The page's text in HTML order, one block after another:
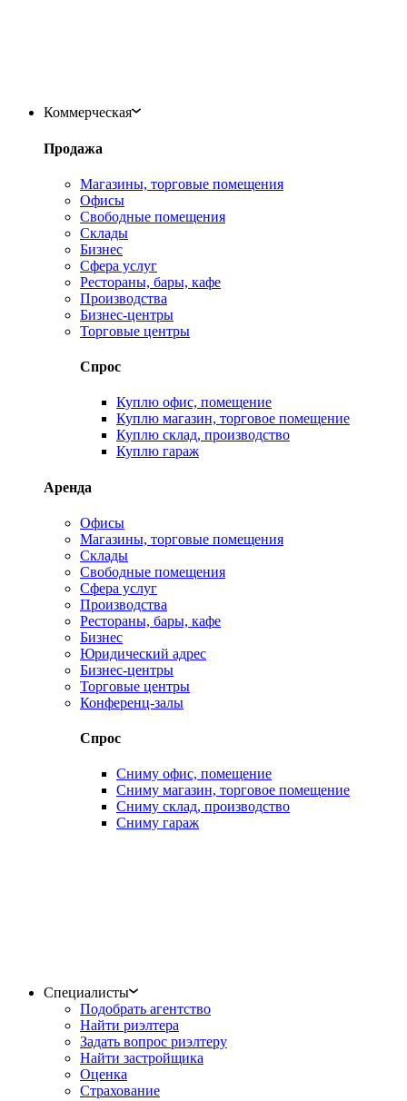
Коммерческая
Продажа
Магазины, торговые помещения
Офисы
Свободные помещения
Склады
Бизнес
Сфера услуг
Рестораны, бары, кафе
Производства
Бизнес-центры
Торговые центры
Спрос
Куплю офис, помещение
Куплю магазин, торговое помещение
Куплю склад, производство
Куплю гараж
Аренда
Офисы
Магазины, торговые помещения
Склады
Свободные помещения
Сфера услуг
Производства
Рестораны, бары, кафе
Бизнес
Юридический адрес
Бизнес-центры
Торговые центры
Конференц-залы
Спрос
Сниму офис, помещение
Сниму магазин, торговое помещение
Сниму склад, производство
Сниму гараж
Специалисты
Подобрать агентство
Найти риэлтера
Задать вопрос риэлтеру
Найти застройщика
Оценка
Страхование